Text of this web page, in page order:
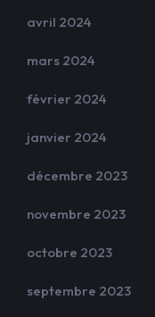
avril 2024
mars 2024
février 2024
janvier 2024
décembre 2023
novembre 2023
octobre 2023
septembre 2023